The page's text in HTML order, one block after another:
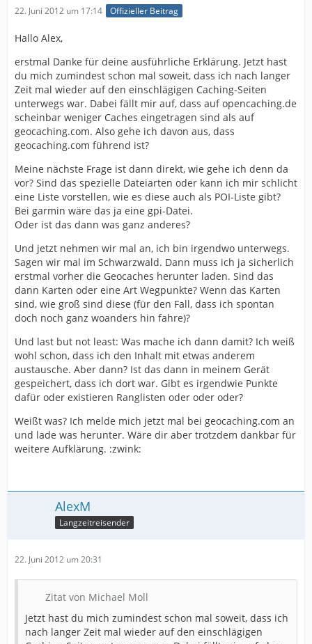
22. Juni 2012 um 17:14 Offizieller Beitrag
Hallo Alex,
erstmal Danke für deine ausführliche Erklärung. Jetzt hast
du mich zumindest schon mal soweit, dass ich nach langer
Zeit mal wieder auf den einschlägigen Caching-Seiten
unterwegs war. Dabei fällt mir auf, dass auf opencaching.de
scheinbar weniger Caches eingetragen sind als auf
geocaching.com. Also gehe ich davon aus, dass
geocaching.com führend ist?
Meine nächste Frage ist dann direkt, wie gehe ich denn da
vor? Sind das spezielle Dateiarten oder kann ich mir schlicht
eine Liste vorstellen, wie es diese auch als POI-Liste gibt?
Bei garmin wäre das ja eine gpi-Datei.
Oder ist das dann was ganz anderes?
Und jetzt nehmen wir mal an, ich bin irgendwo unterwegs.
Sagen wir mal im Schwarzwald. Dann muss ich ja sicherlich
erstmal vorher die Geocaches herunter laden. Sind das
dann Karten oder eine Art Wegpunkte? Wenn das Karten
sind, wie groß sind diese (für den Fall, dass ich spontan
doch noch ganz woanders hin fahre)?
Und last but not least: Was mache ich dann damit? Ich weiß
wohl schon, dass ich den Inhalt mit etwas anderem
austausche. Aber dann? Ist das dann in meinem Gerät
gespeichert, dass ich dort war. Gibt es irgendwie Punkte
dafür oder existieren Ranglisten oder oder oder?
Weißt was? Ich melde mich jetzt mal bei geocaching.com an
und lade was herunter. Wäre dir aber trotzdem dankbar für
weitere Aufklärung. :zwink:
AlexM
Langzeitreisender
22. Juni 2012 um 20:31
Zitat von Michael Moll
Jetzt hast du mich zumindest schon mal soweit, dass ich
nach langer Zeit mal wieder auf den einschlägigen